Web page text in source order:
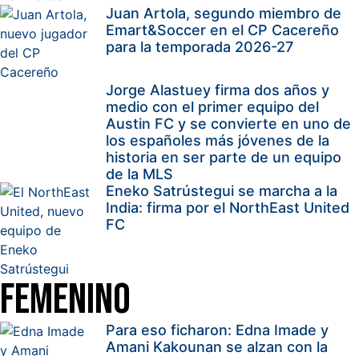
Juan Artola, segundo miembro de
Emart&Soccer en el CP Cacereño
para la temporada 2026-27
Jorge Alastuey firma dos años y
medio con el primer equipo del
Austin FC y se convierte en uno de
los españoles más jóvenes de la
historia en ser parte de un equipo
de la MLS
Eneko Satrústegui se marcha a la
India: firma por el NorthEast United
FC
Femenino
Para eso ficharon: Edna Imade y
Amani Kakounan se alzan con la